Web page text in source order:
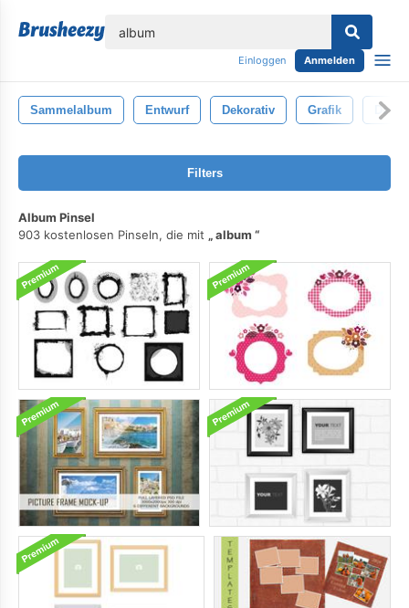
Einloggen Anmelden
Sammelalbum Entwurf Dekorativ Grafik
Filters
Album Pinsel
903 kostenlosen Pinseln, die mit
album